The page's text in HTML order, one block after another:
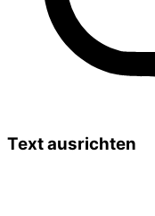
Text ausrichten